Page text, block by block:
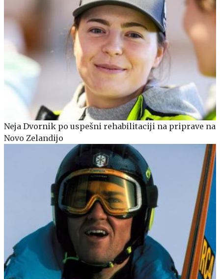
Neja Dvornik po uspešni rehabilitaciji na priprave na
Novo Zelandijo